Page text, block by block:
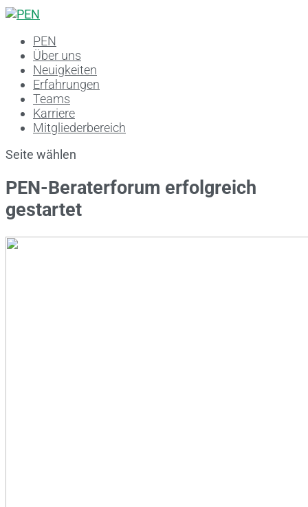
PEN
Über uns
Neuigkeiten
Erfahrungen
Teams
Karriere
Mitgliederbereich
Seite wählen
PEN-Beraterforum erfolgreich
gestartet